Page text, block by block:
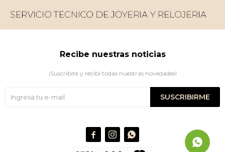
Recibe nuestras noticias
¡Suscribite y recibí todas nuestras novedades!
SUSCRIBIRME
  